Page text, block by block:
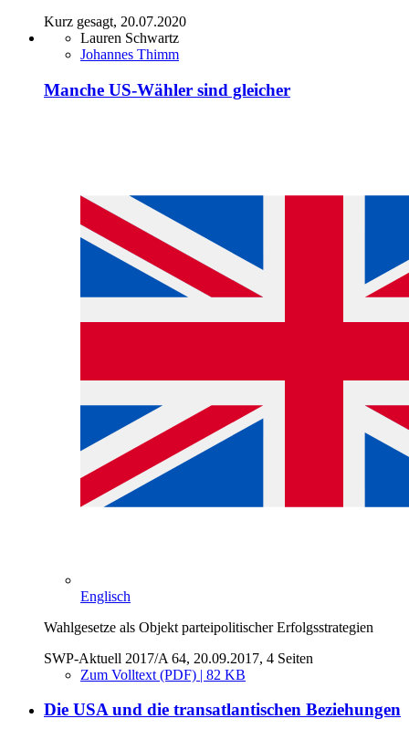
Kurz gesagt, 20.07.2020
Lauren Schwartz
Johannes Thimm
Manche US-Wähler sind gleicher
Englisch
Wahlgesetze als Objekt parteipolitischer Erfolgsstrategien
SWP-Aktuell 2017/A 64, 20.09.2017, 4 Seiten
Zum Volltext (PDF) | 82 KB
Die USA und die transatlantischen Beziehungen